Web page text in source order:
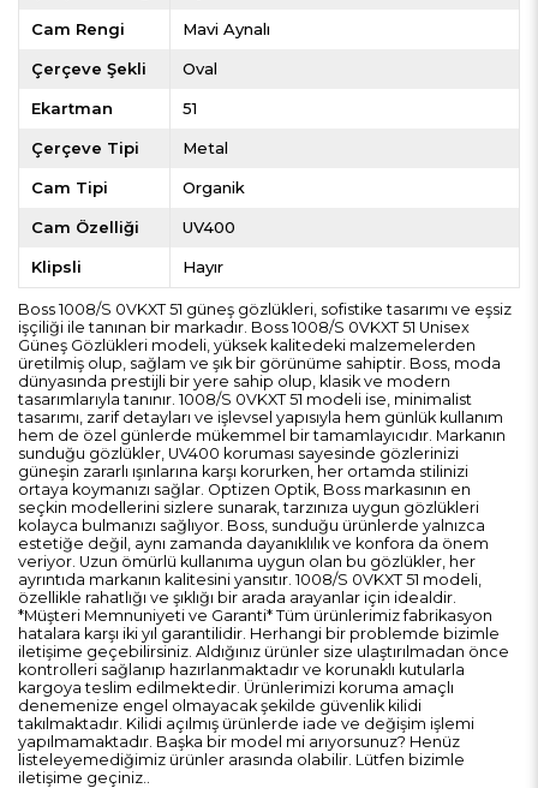
Cam Rengi Mavi Aynalı
Çerçeve Şekli Oval
Ekartman 51
Çerçeve Tipi Metal
Cam Tipi Organik
Cam Özelliği UV400
Klipsli Hayır
Boss 1008/S 0VKXT 51 güneş gözlükleri, sofistike tasarımı ve eşsiz
işçiliği ile tanınan bir markadır. Boss 1008/S 0VKXT 51 Unisex
Güneş Gözlükleri modeli, yüksek kalitedeki malzemelerden
üretilmiş olup, sağlam ve şık bir görünüme sahiptir. Boss, moda
dünyasında prestijli bir yere sahip olup, klasik ve modern
tasarımlarıyla tanınır. 1008/S 0VKXT 51 modeli ise, minimalist
tasarımı, zarif detayları ve işlevsel yapısıyla hem günlük kullanım
hem de özel günlerde mükemmel bir tamamlayıcıdır. Markanın
sunduğu gözlükler, UV400 koruması sayesinde gözlerinizi
güneşin zararlı ışınlarına karşı korurken, her ortamda stilinizi
ortaya koymanızı sağlar. Optizen Optik, Boss markasının en
seçkin modellerini sizlere sunarak, tarzınıza uygun gözlükleri
kolayca bulmanızı sağlıyor. Boss, sunduğu ürünlerde yalnızca
estetiğe değil, aynı zamanda dayanıklılık ve konfora da önem
veriyor. Uzun ömürlü kullanıma uygun olan bu gözlükler, her
ayrıntıda markanın kalitesini yansıtır. 1008/S 0VKXT 51 modeli,
özellikle rahatlığı ve şıklığı bir arada arayanlar için idealdir.
*Müşteri Memnuniyeti ve Garanti* Tüm ürünlerimiz fabrikasyon
hatalara karşı iki yıl garantilidir. Herhangi bir problemde bizimle
iletişime geçebilirsiniz. Aldığınız ürünler size ulaştırılmadan önce
kontrolleri sağlanıp hazırlanmaktadır ve korunaklı kutularla
kargoya teslim edilmektedir. Ürünlerimizi koruma amaçlı
denemenize engel olmayacak şekilde güvenlik kilidi
takılmaktadır. Kilidi açılmış ürünlerde iade ve değişim işlemi
yapılmamaktadır. Başka bir model mi arıyorsunuz? Henüz
listeleyemediğimiz ürünler arasında olabilir. Lütfen bizimle
iletişime geçiniz..